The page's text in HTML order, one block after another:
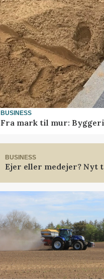
BUSINESS
Fra mark til mur:
BUSINESS
Ejer eller medejer?